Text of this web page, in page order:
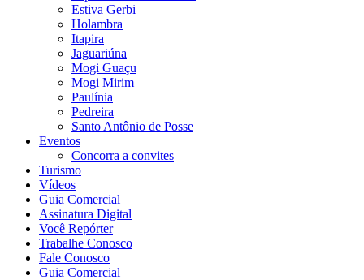
Estiva Gerbi
Holambra
Itapira
Jaguariúna
Mogi Guaçu
Mogi Mirim
Paulínia
Pedreira
Santo Antônio de Posse
Eventos
Concorra a convites
Turismo
Vídeos
Guia Comercial
Assinatura Digital
Você Repórter
Trabalhe Conosco
Fale Conosco
Guia Comercial